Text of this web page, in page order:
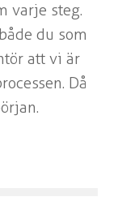
varje steg.
du som
att vi är
Då